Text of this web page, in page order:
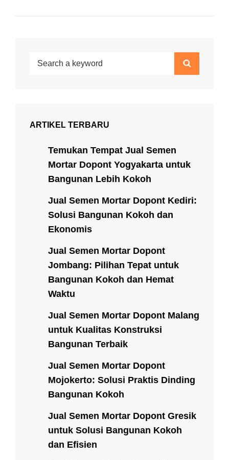
Search
ARTIKEL TERBARU
Temukan Tempat Jual Semen
Mortar Dopont Yogyakarta untuk
Bangunan Lebih Kokoh
Jual Semen Mortar Dopont Kediri:
Solusi Bangunan Kokoh dan
Ekonomis
Jual Semen Mortar Dopont
Jombang: Pilihan Tepat untuk
Bangunan Kokoh dan Hemat
Waktu
Jual Semen Mortar Dopont Malang
untuk Kualitas Konstruksi
Bangunan Terbaik
Jual Semen Mortar Dopont
Mojokerto: Solusi Praktis Dinding
Bangunan Kokoh
Jual Semen Mortar Dopont Gresik
untuk Solusi Bangunan Kokoh
dan Efisien